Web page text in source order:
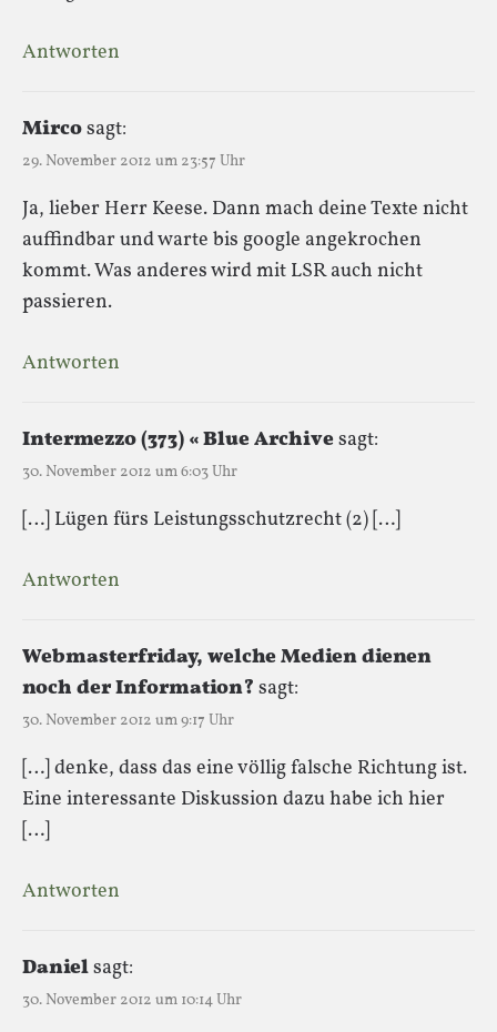
Antworten
Mircosagt:
29. November 2012 um 23:57 Uhr
Ja, lieber Herr Keese. Dann mach deine Texte nicht
auffindbar und warte bis google angekrochen
kommt. Was anderes wird mit LSR auch nicht
passieren.
Antworten
Intermezzo (373) « Blue Archivesagt:
30. November 2012 um 6:03 Uhr
[…] Lügen fürs Leistungsschutzrecht (2) […]
Antworten
Webmasterfriday, welche Medien dienen
noch der Information? sagt:
30. November 2012 um 9:17 Uhr
[…] denke, dass das eine völlig falsche Richtung ist.
Eine interessante Diskussion dazu habe ich hier
[…]
Antworten
Danielsagt:
30. November 2012 um 10:14 Uhr